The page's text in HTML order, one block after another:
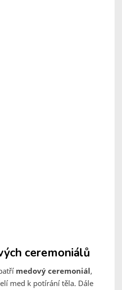
ceremoniálů
medový ceremoniál,
med k potírání těla. Dále